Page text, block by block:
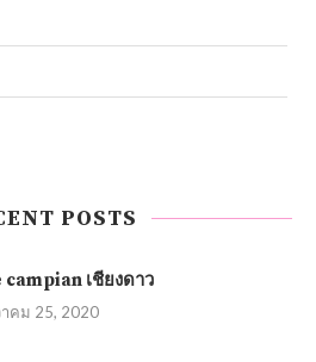
POSTS
campian เชียงดาว
คม 25, 2020